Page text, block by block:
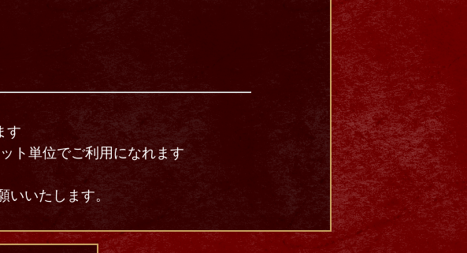
す
ト単位でご利用になれます
いいたします。